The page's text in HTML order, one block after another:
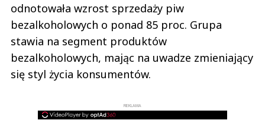
odnotowała wzrost sprzedaży piw
bezalkoholowych o ponad 85 proc. Grupa
stawia na segment produktów
bezalkoholowych, mając na uwadze zmieniający
się styl życia konsumentów.
REKLAMA